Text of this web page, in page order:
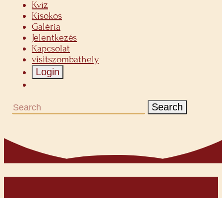
Kvíz
Kisokos
Galéria
Jelentkezés
Kapcsolat
visitszombathely
Login
Search